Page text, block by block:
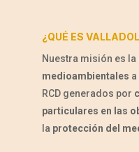
¿QUÉ ES
Nuestra misión es
medioambientales
RCD generados por
particulares en las
la protección del